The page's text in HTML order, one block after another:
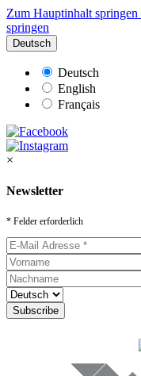
Zum Hauptinhalt springen
springen
Deutsch
Deutsch
English
Français
×
Newsletter
* Felder erforderlich